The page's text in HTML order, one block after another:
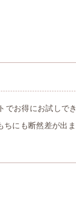
でお得にお試しでき
ちにも断然差が出ま